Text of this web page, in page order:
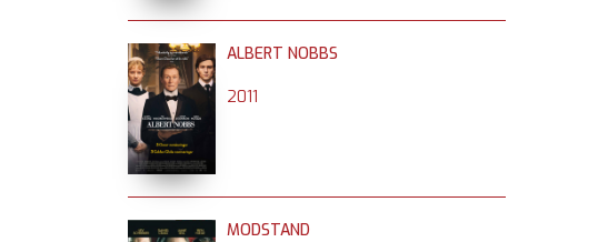
ALBERT NOBBS
2011
MODSTAND